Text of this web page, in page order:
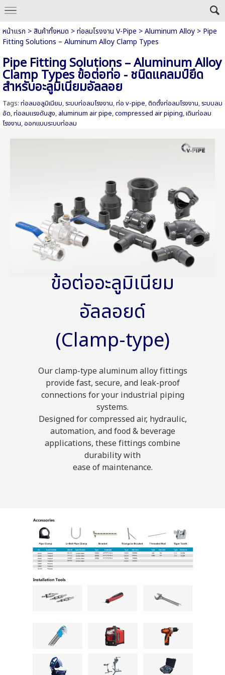
หน้าแรก >สินค้าทั้งหมด >ท่อลมโรงงาน V-Pipe >Aluminum Alloy> Pipe
Fitting Solutions – Aluminum Alloy Clamp Types
Pipe Fitting Solutions – Aluminum Alloy
Clamp Types ข้อต่อท่อ - ชนิดแคลมป์ยึด
สำหรับอะลูมิเนียมอัลลอย
Tags: ท่อลมอลูมิเนียม,ระบบท่อลมโรงงาน,ท่อ v-pipe,ติดตั้งท่อลมโรงงาน,ระบบลม
อัด,ท่อลมแรงดันสูง, aluminum air pipe,compressed air piping,เดินท่อลม
โรงงาน,ออกแบบระบบท่อลม
ข้อต่ออะลูมิเนียม
อัลลอยด์
(Clamp-type)
Our clamp-type aluminum alloy fittings
provide fast, secure, and leak-proof
connections for your industrial piping
systems.
Designed for compressed air, hydraulic,
automation, and food & beverage
applications, these fittings combine
durability with
ease of maintenance.